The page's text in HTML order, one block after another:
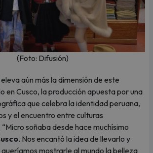
(Foto: Difusión)
aún más la dimensión de este
en Cusco, la producción apuesta por una
que celebra la identidad peruana,
y el encuentro entre culturas
soñaba desde hace muchísimo
. Nos encantó la idea de llevarlo y
mostrarle al mundo la belleza